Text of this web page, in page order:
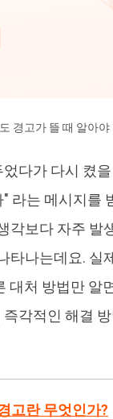
UltData - Android
루트 없이 안드로이
4MeKey - 아이폰
Mirror
& iOS 화면 미러링
를 텍스트로 즉시 변
중복 파일 삭제기
경고가 뜰 때 알아야
다가 다시 켰
라는 메시지를
각보다 자주
타나는데요.
대처 방법만 알
각적인 해결
고란 무엇인가?